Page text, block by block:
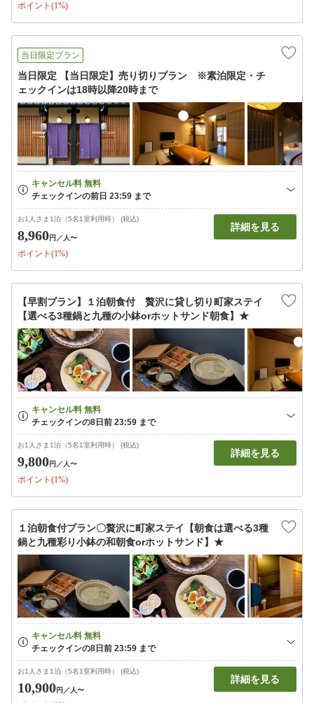
ポイント(1%)
当日限定プラン
当日限定 【当日限定】売り切りプラン ※素泊限定・チ
ェックインは18時以降20時まで
お1人さま1泊（5名1室利用時） (税込)
8,960円 ／人〜
ポイント(1%)
詳細を見る
【早割プラン】１泊朝食付 贅沢に貸し切り町家ステイ
【選べる3種鍋と九種の小鉢orホットサンド朝食】★
お1人さま1泊（5名1室利用時） (税込)
9,800円 ／人〜
ポイント(1%)
詳細を見る
１泊朝食付プラン〇贅沢に町家ステイ【朝食は選べる3種
鍋と九種彩り小鉢の和朝食orホットサンド】★
お1人さま1泊（5名1室利用時） (税込)
10,900円 ／人〜
詳細を見る